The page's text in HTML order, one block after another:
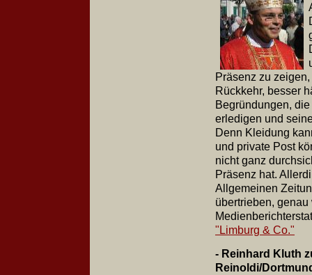
Präsenz zu
Rückkehr, besser
Begründungen,
erledigen und
Denn Kleidung
und private Post
nicht ganz
Präsenz hat.
Allgemeinen
übertrieben,
"Limburg & Co."
- Reinhard Kluth
Reinoldi/